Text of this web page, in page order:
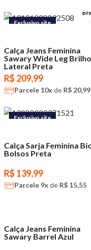
Exclusivo site
Calça Jeans Feminina
Sawary Wide Leg Brilho
Lateral Preta
R$ 209,99
Parcele 10x de R$ 20,99
Exclusivo site
Calça Sarja Feminina
Bolsos Preta
R$ 139,99
Parcele 9x de R$ 15,55
Calça Jeans Feminina
Sawary Barrel Azul